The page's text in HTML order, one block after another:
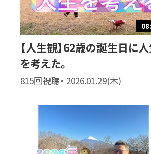
【人生観】62歳の誕生日に
を考えた。
815回視聴・ 2026.01.29(木)